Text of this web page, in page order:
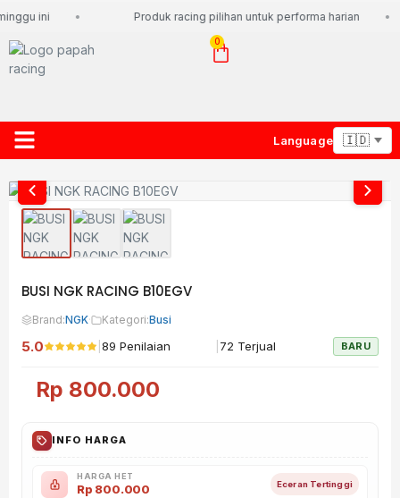
ini Produk racing pilihan untuk performa harian
0
Language
BUSI NGK RACING B10EGV
Brand:NGK· Kategori:Busi
5.0 89 Penilaian 72 Terjual BARU
Rp 800.000
INFO HARGA
HARGA HET
Rp 800.000 Eceran Tertinggi